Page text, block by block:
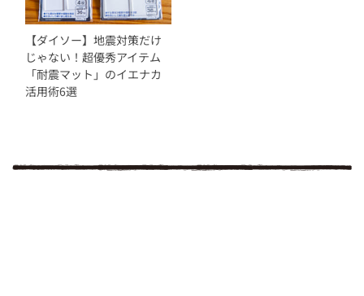
【ダイソー】地震対策だけ
じゃない！超優秀アイテム
「耐震マット」のイエナカ
活用術6選